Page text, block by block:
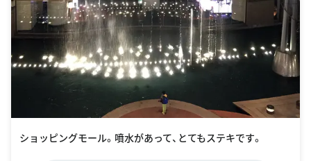
ショッピングモール。噴水があって、とてもステキです。